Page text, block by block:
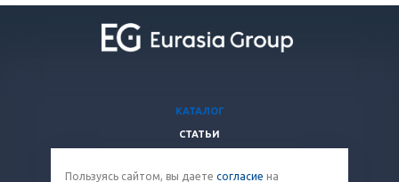
КАТАЛОГ
СТАТЬИ
Пользуясь сайтом, вы даете согласие на